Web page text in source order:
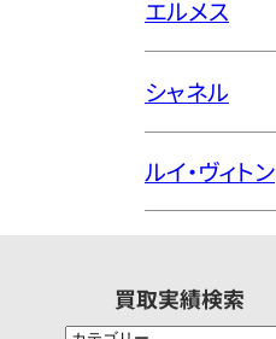
エルメス
シャネル
ルイ・ヴィトン
買取実績検索